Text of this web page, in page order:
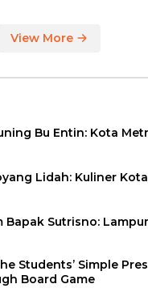
View More
Bu Entin: Kota
Lidah: Kuliner
Bapak Sutrisno:
Students’ Simple
Board Game